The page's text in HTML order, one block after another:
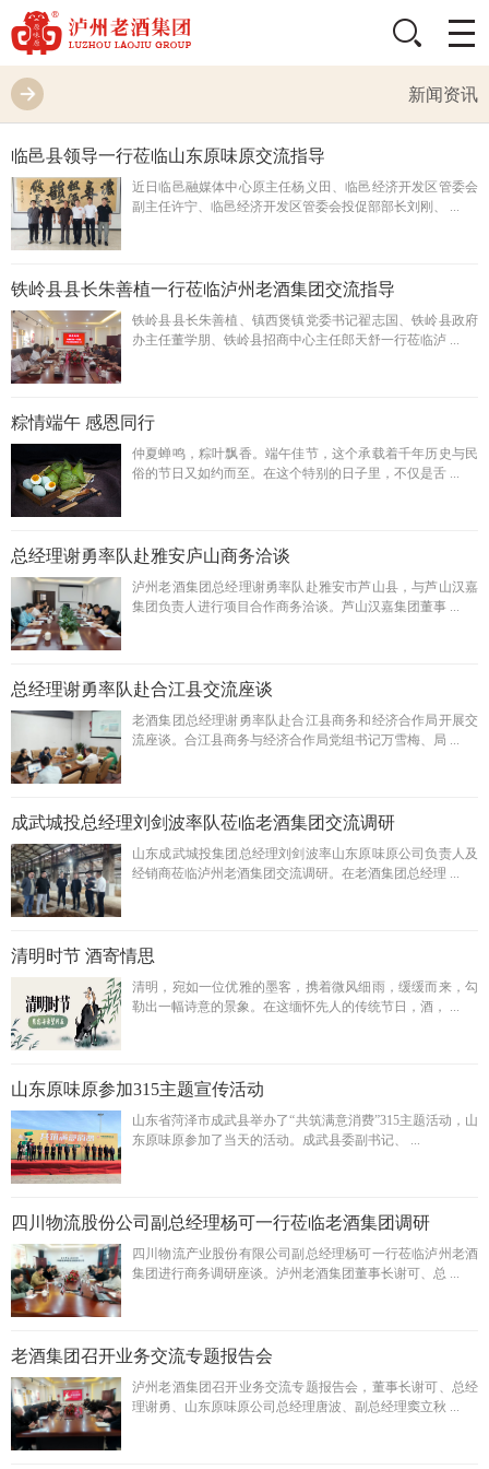
新闻资讯
临邑县领导一行莅临山东原味原交流指导
近日临邑融媒体中心原主任杨义田、临邑经济开发区管委会
副主任许宁、临邑经济开发区管委会投促部部长刘刚、 ...
铁岭县县长朱善植一行莅临泸州老酒集团交流指导
铁岭县县长朱善植、镇西煲镇党委书记翟志国、铁岭县政府
办主任董学朋、铁岭县招商中心主任郎天舒一行莅临泸 ...
粽情端午 感恩同行
仲夏蝉鸣，粽叶飘香。端午佳节，这个承载着千年历史与民
俗的节日又如约而至。在这个特别的日子里，不仅是舌 ...
总经理谢勇率队赴雅安庐山商务洽谈
泸州老酒集团总经理谢勇率队赴雅安市芦山县，与芦山汉嘉
集团负责人进行项目合作商务洽谈。芦山汉嘉集团董事 ...
总经理谢勇率队赴合江县交流座谈
老酒集团总经理谢勇率队赴合江县商务和经济合作局开展交
流座谈。合江县商务与经济合作局党组书记万雪梅、局 ...
成武城投总经理刘剑波率队莅临老酒集团交流调研
山东成武城投集团总经理刘剑波率山东原味原公司负责人及
经销商莅临泸州老酒集团交流调研。在老酒集团总经理 ...
清明时节 酒寄情思
清明，宛如一位优雅的墨客，携着微风细雨，缓缓而来，勾
勒出一幅诗意的景象。在这缅怀先人的传统节日，酒， ...
山东原味原参加315主题宣传活动
山东省菏泽市成武县举办了“共筑满意消费”315主题活动，山
东原味原参加了当天的活动。成武县委副书记、 ...
四川物流股份公司副总经理杨可一行莅临老酒集团调研
四川物流产业股份有限公司副总经理杨可一行莅临泸州老酒
集团进行商务调研座谈。泸州老酒集团董事长谢可、总 ...
老酒集团召开业务交流专题报告会
泸州老酒集团召开业务交流专题报告会，董事长谢可、总经
理谢勇、山东原味原公司总经理唐波、副总经理窦立秋 ...